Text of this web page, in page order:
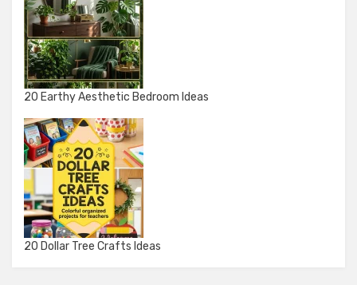
20 Earthy Aesthetic Bedroom Ideas
20 Dollar Tree Crafts Ideas